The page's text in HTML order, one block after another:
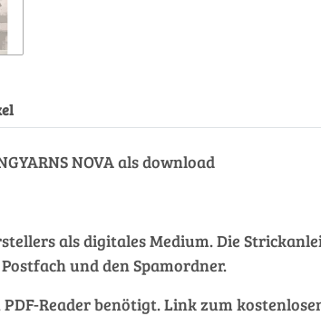
NOVA als download
als digitales Medium. Die
und den Spamordner.
Reader benötigt. Link zum